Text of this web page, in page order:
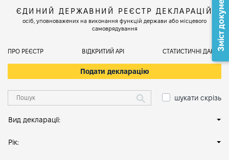
ЄДИНИЙ ДЕРЖАВНИЙ РЕЄСТР ДЕКЛАРАЦІЙ
осіб, уповноважених на виконання функцій держави або місцевого
самоврядування
ПРО РЕЄСТР ВІДКРИТИЙ АРІ СТАТИСТИЧНІ ДАНІ
Подати декларацію
шукати скрізь
Вид декларації:
Рік:
Зміст документа